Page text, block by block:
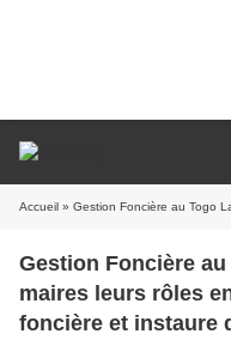
Accueil » Gestion Foncière au Togo La KAS rappelle aux maires leurs
Gestion Foncière
maires leurs rôles
foncière et instaure